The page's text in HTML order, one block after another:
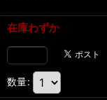
在庫わずか
数量: